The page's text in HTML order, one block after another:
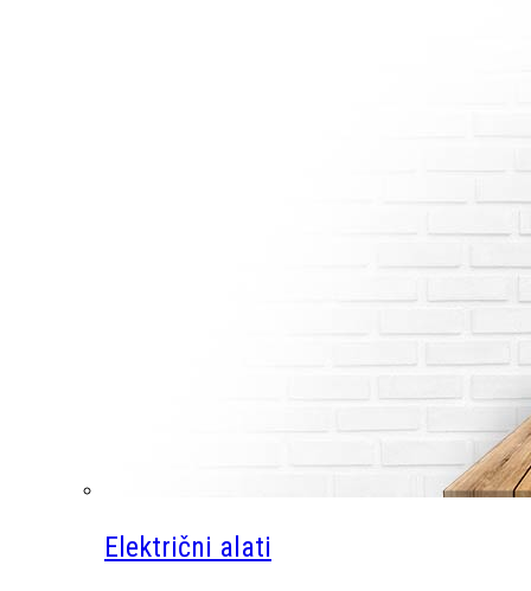
Električni alati